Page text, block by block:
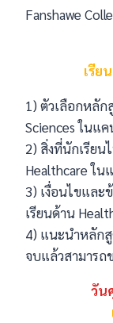
Fanshawe
เรีย
1) ตัวเลือกหลัก
Sciences ในแ
2) สิ่งที่นักเรียน
Healthcare ใน
3) เงื่อนไขและ
เรียนด้าน
4) แนะนำหลักสู
จบแล้วสามารถ
วัน